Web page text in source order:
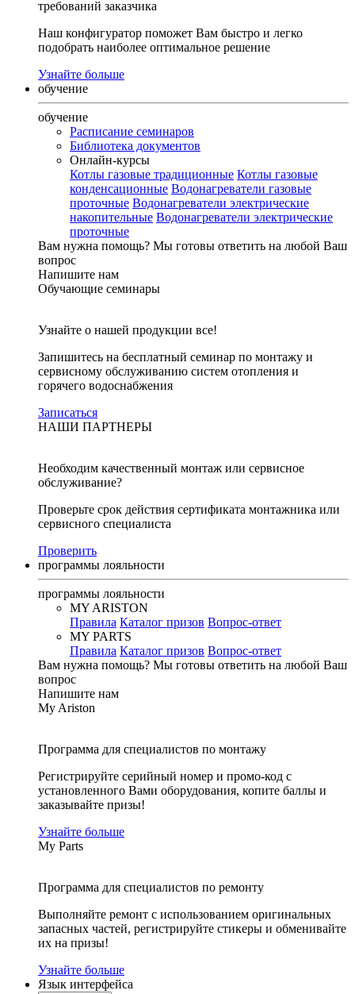
требований заказчика
Наш конфигуратор поможет Вам быстро и легко
подобрать наиболее оптимальное решение
Узнайте больше
обучение
обучение
Расписание семинаров
Библиотека документов
Онлайн-курсы
Котлы газовые традиционные Котлы газовые
конденсационные Водонагреватели газовые
проточные Водонагреватели электрические
накопительные Водонагреватели электрические
проточные
Вам нужна помощь? Мы готовы ответить на любой Ваш
вопрос
Напишите нам
Обучающие семинары
Узнайте о нашей продукции все!
Запишитесь на бесплатный семинар по монтажу и
сервисному обслуживанию систем отопления и
горячего водоснабжения
Записаться
НАШИ ПАРТНЕРЫ
Необходим качественный монтаж или сервисное
обслуживание?
Проверьте срок действия сертификата монтажника или
сервисного специалиста
Проверить
программы лояльности
программы лояльности
MY ARISTON
Правила Каталог призов Вопрос-ответ
MY PARTS
Правила Каталог призов Вопрос-ответ
Вам нужна помощь? Мы готовы ответить на любой Ваш
вопрос
Напишите нам
My Ariston
Программа для специалистов по монтажу
Регистрируйте серийный номер и промо-код с
установленного Вами оборудования, копите баллы и
заказывайте призы!
Узнайте больше
My Parts
Программа для специалистов по ремонту
Выполняйте ремонт с использованием оригинальных
запасных частей, регистрируйте стикеры и обменивайте
их на призы!
Узнайте больше
Язык интерфейса